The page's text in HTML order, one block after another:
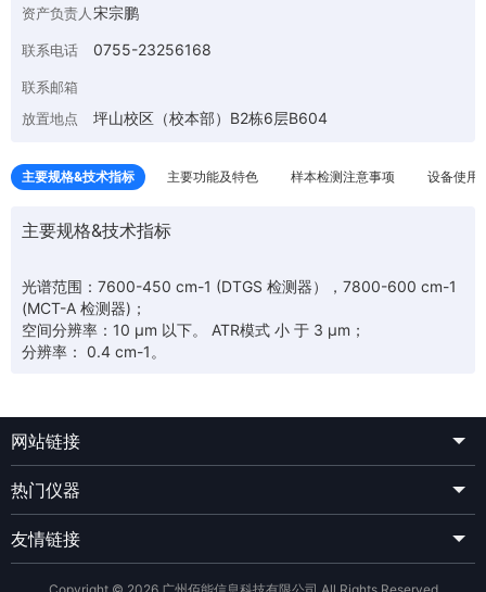
资产负责人 宋宗鹏
联系电话 0755-23256168
联系邮箱
放置地点
坪山校区（校本部）B2栋6层B604
主要规格&技术指标 主要功能及特色 样本检测注意事项 设备使用
主要规格&技术指标
光谱范围：7600-450 cm-1 (DTGS 检测器），7800-600 cm-1
(MCT-A 检测器)；
空间分辨率：10 μm 以下。 ATR模式 小 于 3 μm；
分辨率： 0.4 cm-1。
网站链接
热门仪器
友情链接